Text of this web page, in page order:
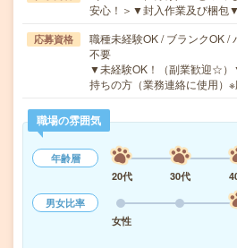
安心！＞▼封入作業及び梱包
応募資格
職種未経験OK / ブランクOK /
不要
▼未経験OK！（副業歓迎☆
持ちの方（業務連絡に使用）
職場の雰囲気
年齢層
20代
30代
男女比率
女性